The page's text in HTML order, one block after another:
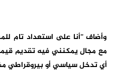
وأضاف “أنا على استعداد تام
مع مجال يمكنني فيه تقديم
أي تدخل سياسي أو بيروقراطي